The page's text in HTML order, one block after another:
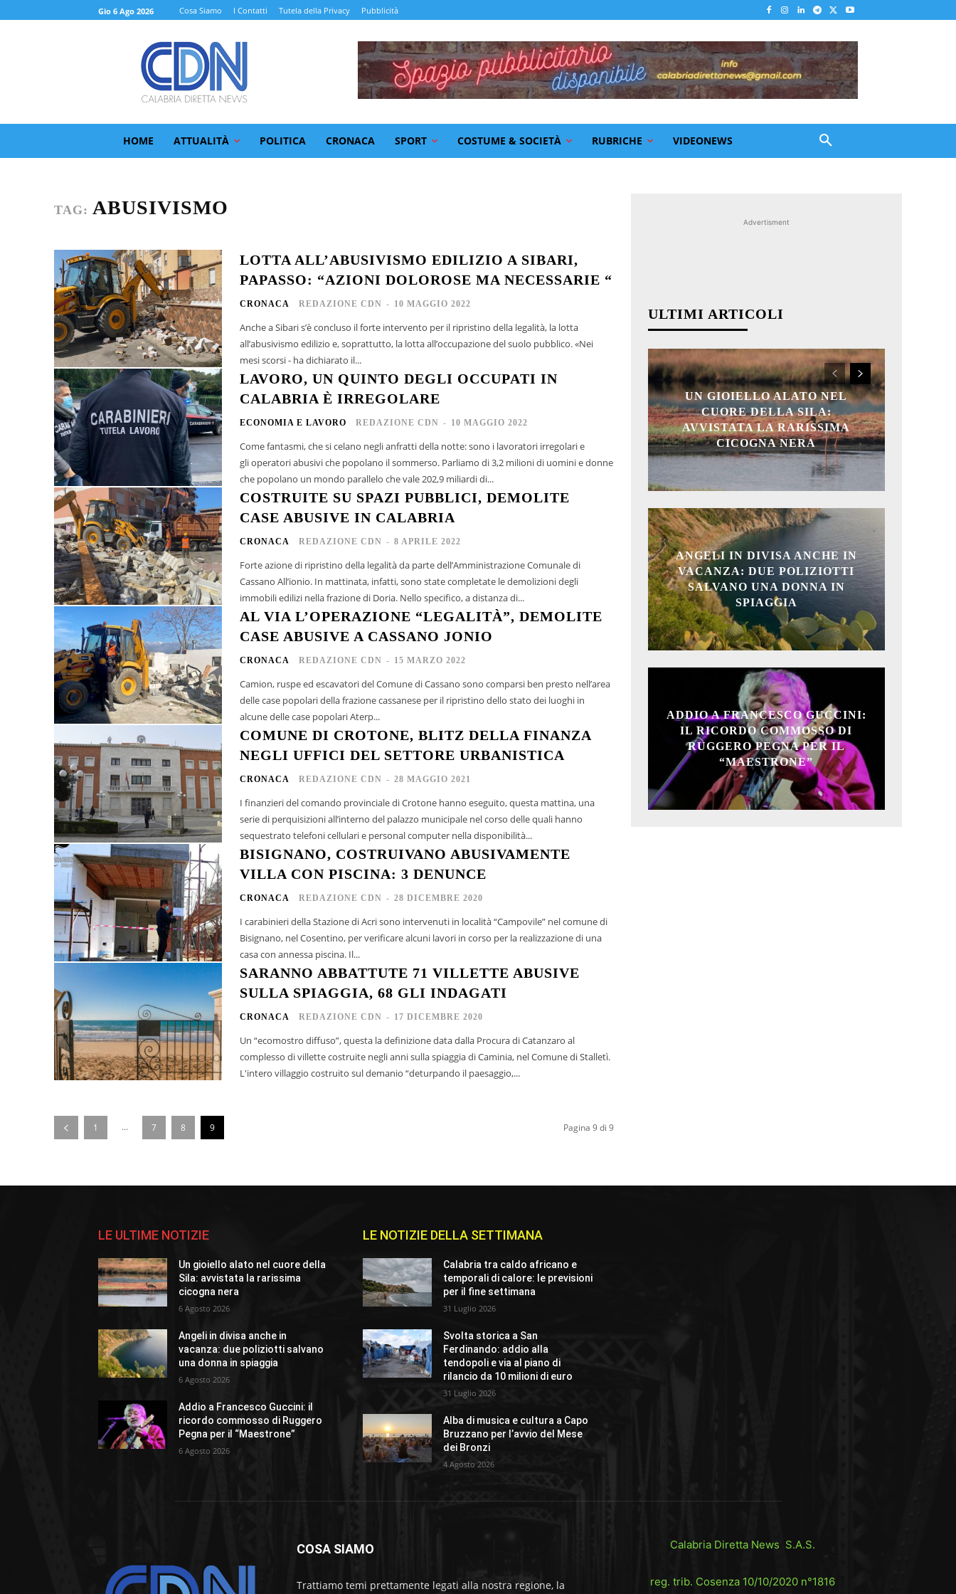
Gio 6 Ago 2026 Cosa Siamo I Contatti Tutela della Privacy Pubblicità
HOME ATTUALITÀ POLITICA CRONACA SPORT COSTUME & SOCIETÀ RUBRICHE VIDEONEWS
TAG: ABUSIVISMO
LOTTA ALL’ABUSIVISMO EDILIZIO A SIBARI,
PAPASSO: “AZIONI DOLOROSE MA NECESSARIE “
CRONACA REDAZIONE CDN - 10 MAGGIO 2022
Anche a Sibari s’è concluso il forte intervento per il ripristino della legalità, la lotta
all’abusivismo edilizio e, soprattutto, la lotta all’occupazione del suolo pubblico. «Nei
mesi scorsi - ha dichiarato il...
LAVORO, UN QUINTO DEGLI OCCUPATI IN
CALABRIA È IRREGOLARE
ECONOMIA E LAVORO REDAZIONE CDN - 10 MAGGIO 2022
Come fantasmi, che si celano negli anfratti della notte: sono i lavoratori irregolari e
gli operatori abusivi che popolano il sommerso. Parliamo di 3,2 milioni di uomini e donne
che popolano un mondo parallelo che vale 202,9 miliardi di...
COSTRUITE SU SPAZI PUBBLICI, DEMOLITE
CASE ABUSIVE IN CALABRIA
CRONACA REDAZIONE CDN - 8 APRILE 2022
Forte azione di ripristino della legalità da parte dell’Amministrazione Comunale di
Cassano All’ionio. In mattinata, infatti, sono state completate le demolizioni degli
immobili edilizi nella frazione di Doria. Nello specifico, a distanza di...
AL VIA L’OPERAZIONE “LEGALITÀ”, DEMOLITE
CASE ABUSIVE A CASSANO JONIO
CRONACA REDAZIONE CDN - 15 MARZO 2022
Camion, ruspe ed escavatori del Comune di Cassano sono comparsi ben presto nell’area
delle case popolari della frazione cassanese per il ripristino dello stato dei luoghi in
alcune delle case popolari Aterp...
COMUNE DI CROTONE, BLITZ DELLA FINANZA
NEGLI UFFICI DEL SETTORE URBANISTICA
CRONACA REDAZIONE CDN - 28 MAGGIO 2021
I finanzieri del comando provinciale di Crotone hanno eseguito, questa mattina, una
serie di perquisizioni all’interno del palazzo municipale nel corso delle quali hanno
sequestrato telefoni cellulari e personal computer nella disponibilità...
BISIGNANO, COSTRUIVANO ABUSIVAMENTE
VILLA CON PISCINA: 3 DENUNCE
CRONACA REDAZIONE CDN - 28 DICEMBRE 2020
I carabinieri della Stazione di Acri sono intervenuti in località “Campovile” nel comune di
Bisignano, nel Cosentino, per verificare alcuni lavori in corso per la realizzazione di una
casa con annessa piscina. Il...
SARANNO ABBATTUTE 71 VILLETTE ABUSIVE
SULLA SPIAGGIA, 68 GLI INDAGATI
CRONACA REDAZIONE CDN - 17 DICEMBRE 2020
Un “ecomostro diffuso”, questa la definizione data dalla Procura di Catanzaro al
complesso di villette costruite negli anni sulla spiaggia di Caminia, nel Comune di Stalletì.
L'intero villaggio costruito sul demanio “deturpando il paesaggio,...
1 ... 7 8 9 Pagina 9 di 9
Advertisment
ULTIMI ARTICOLI
UN GIOIELLO ALATO NEL
CUORE DELLA SILA:
AVVISTATA LA RARISSIMA
CICOGNA NERA
ANGELI IN DIVISA ANCHE IN
VACANZA: DUE POLIZIOTTI
SALVANO UNA DONNA IN
SPIAGGIA
ADDIO A FRANCESCO GUCCINI:
IL RICORDO COMMOSSO DI
RUGGERO PEGNA PER IL
“MAESTRONE”
LE ULTIME NOTIZIE
Un gioiello alato nel cuore della
Sila: avvistata la rarissima
cicogna nera
6 Agosto 2026
Angeli in divisa anche in
vacanza: due poliziotti salvano
una donna in spiaggia
6 Agosto 2026
Addio a Francesco Guccini: il
ricordo commosso di Ruggero
Pegna per il “Maestrone”
6 Agosto 2026
LE NOTIZIE DELLA SETTIMANA
Calabria tra caldo africano e
temporali di calore: le previsioni
per il fine settimana
31 Luglio 2026
Svolta storica a San
Ferdinando: addio alla
tendopoli e via al piano di
rilancio da 10 milioni di euro
31 Luglio 2026
Alba di musica e cultura a Capo
Bruzzano per l’avvio del Mese
dei Bronzi
4 Agosto 2026
COSA SIAMO
Trattiamo temi prettamente legati alla nostra regione, la
Calabria Diretta News S.A.S.
reg. trib. Cosenza 10/10/2020 n°1816